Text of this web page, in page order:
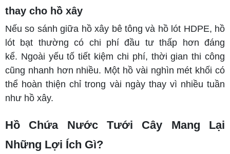
thay cho hồ xây
Nếu so sánh giữa hồ xây bê tông và hồ lót HDPE, hồ
lót bạt thường có chi phí đầu tư thấp hơn đáng
kể. Ngoài yếu tố tiết kiệm chi phí, thời gian thi công
cũng nhanh hơn nhiều. Một hồ vài nghìn mét khối có
thể hoàn thiện chỉ trong vài ngày thay vì nhiều tuần
như hồ xây.
Hồ Chứa Nước Tưới Cây Mang Lại
Những Lợi Ích Gì?